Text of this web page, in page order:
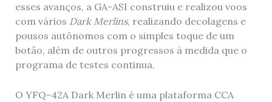
esses avanços, a GA-ASI construiu e realizou voos
com vários Dark Merlins, realizando decolagens e
pousos autônomos com o simples toque de um
botão, além de outros progressos à medida que o
programa de testes continua.
O YFQ-42A Dark Merlin é uma plataforma CCA